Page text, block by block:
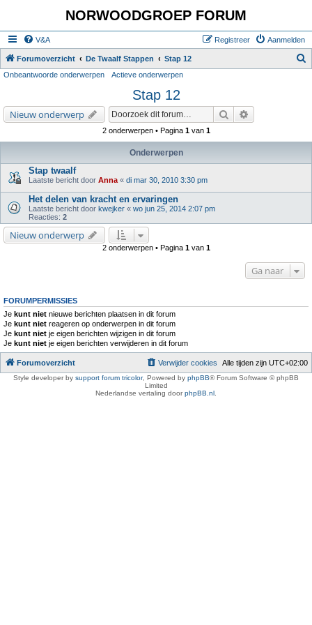
NORWOODGROEP FORUM
V&A Aanmelden
Registreer
Forumoverzicht De Twaalf Stappen Stap 12
Onbeantwoorde onderwerpen Actieve onderwerpen
Stap 12
Nieuw onderwerp Zoek
2 onderwerpen • Pagina 1van 1
Onderwerpen
Stap twaalf
Laatste bericht door Anna « di mar 30, 2010 3:30 pm
Het delen van kracht en ervaringen
Laatste bericht door kwejker « wo jun 25, 2014 2:07 pm
Reacties: 2
Nieuw onderwerp
2 onderwerpen • Pagina 1van 1
Ga naar
FORUMPERMISSIES
Je kunt niet nieuwe berichten plaatsen in dit forum
Je kunt niet reageren op onderwerpen in dit forum
Je kunt niet je eigen berichten wijzigen in dit forum
Je kunt niet je eigen berichten verwijderen in dit forum
Forumoverzicht Alle tijden zijn UTC+02:00
Verwijder cookies
Style developer by support forum tricolor, Powered by phpBB® Forum Software © phpBB
Limited
Nederlandse vertaling doorphpBB.nl